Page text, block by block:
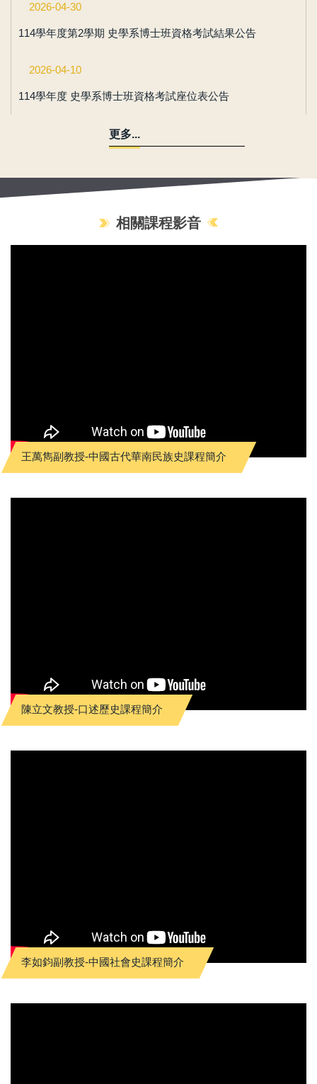
2026-04-30
114學年度第2學期 史學系博士班資格考試結果公告
2026-04-10
114學年度 史學系博士班資格考試座位表公告
更多...
相關課程影音
王萬雋副教授-中國古代華南民族史課程簡介
陳立文教授-口述歷史課程簡介
李如鈞副教授-中國社會史課程簡介